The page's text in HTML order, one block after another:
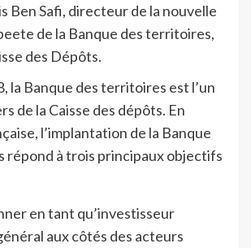
Ben Safi, directeur de la nouvelle
de la Banque des territoires,
des Dépôts.
la Banque des territoires est l’un
de la Caisse des dépôts. En
l’implantation de la Banque
répond à trois principaux objectifs
en tant qu’investisseur
aux côtés des acteurs